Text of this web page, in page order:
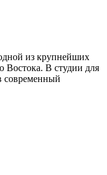
из крупнейших
Востока. В студии для
современный